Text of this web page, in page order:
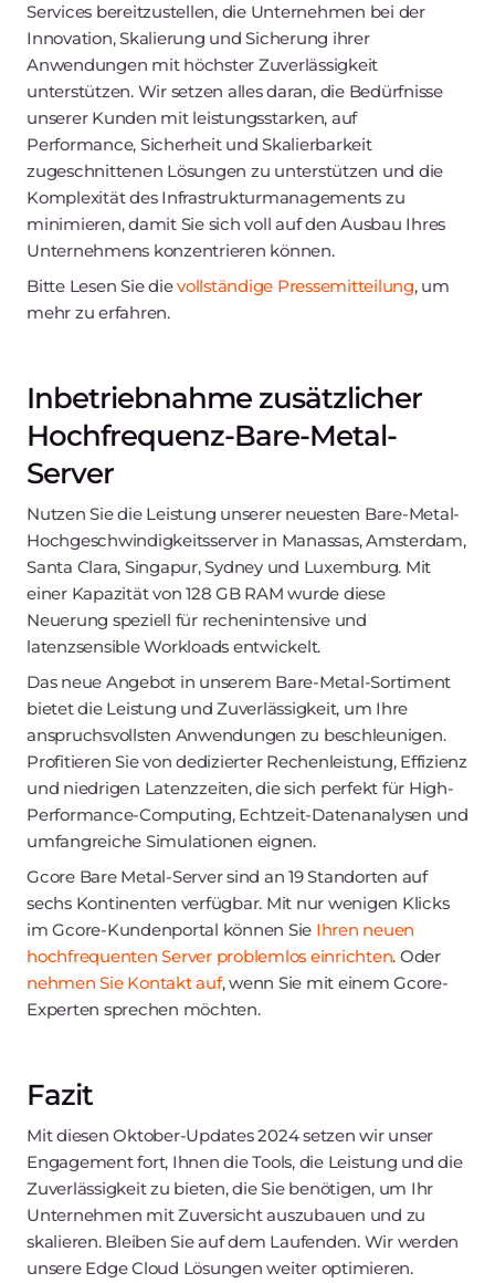
Services bereitzustellen, die Unternehmen bei der
Innovation, Skalierung und Sicherung ihrer
Anwendungen mit höchster Zuverlässigkeit
unterstützen. Wir setzen alles daran, die Bedürfnisse
unserer Kunden mit leistungsstarken, auf
Performance, Sicherheit und Skalierbarkeit
zugeschnittenen Lösungen zu unterstützen und die
Komplexität des Infrastrukturmanagements zu
minimieren, damit Sie sich voll auf den Ausbau Ihres
Unternehmens konzentrieren können.
Bitte Lesen Sie dievollständige Pressemitteilung, um
mehr zu erfahren.
Inbetriebnahme zusätzlicher
Hochfrequenz-Bare-Metal-
Server
Nutzen Sie die Leistung unserer neuesten Bare-Metal-
Hochgeschwindigkeitsserver in Manassas, Amsterdam,
Santa Clara, Singapur, Sydney und Luxemburg. Mit
einer Kapazität von 128 GB RAM wurde diese
Neuerung speziell für rechenintensive und
latenzsensible Workloads entwickelt.
Das neue Angebot in unserem Bare-Metal-Sortiment
bietet die Leistung und Zuverlässigkeit, um Ihre
anspruchsvollsten Anwendungen zu beschleunigen.
Profitieren Sie von dedizierter Rechenleistung, Effizienz
und niedrigen Latenzzeiten, die sich perfekt für High-
Performance-Computing, Echtzeit-Datenanalysen und
umfangreiche Simulationen eignen.
Gcore Bare Metal-Server sind an 19 Standorten auf
sechs Kontinenten verfügbar. Mit nur wenigen Klicks
im Gcore-Kundenportal können Sie Ihren neuen
hochfrequenten Server problemlos einrichten. Oder
nehmen Sie Kontakt auf, wenn Sie mit einem Gcore-
Experten sprechen möchten.
Fazit
Mit diesen Oktober-Updates 2024 setzen wir unser
Engagement fort, Ihnen die Tools, die Leistung und die
Zuverlässigkeit zu bieten, die Sie benötigen, um Ihr
Unternehmen mit Zuversicht auszubauen und zu
skalieren. Bleiben Sie auf dem Laufenden. Wir werden
unsere Edge Cloud Lösungen weiter optimieren.